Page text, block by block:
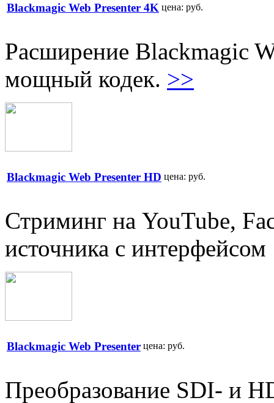
Blackmagic Web Presenter 4K цена: руб.
Расширение Blackmagic
мощный кодек. >>
Blackmagic Web Presenter HD цена: руб.
Стриминг на YouTube,
источника с
Blackmagic Web Presenter цена: руб.
Преобразование SDI- и